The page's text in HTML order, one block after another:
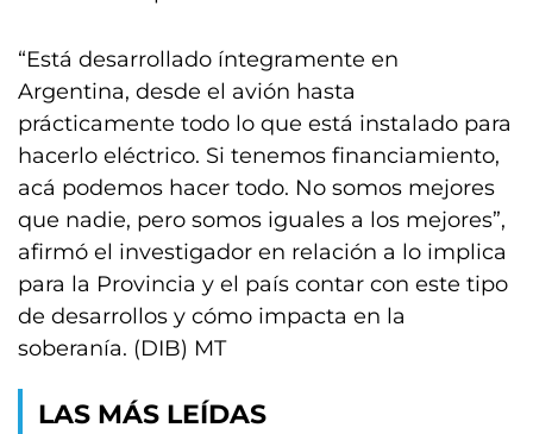
“Está desarrollado íntegramente en
Argentina, desde el avión hasta
prácticamente todo lo que está instalado para
hacerlo eléctrico. Si tenemos financiamiento,
acá podemos hacer todo. No somos mejores
que nadie, pero somos iguales a los mejores”,
afirmó el investigador en relación a lo implica
para la Provincia y el país contar con este tipo
de desarrollos y cómo impacta en la
soberanía. (DIB) MT
LAS MÁS LEÍDAS